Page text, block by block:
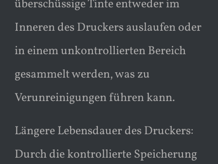
überschüssige Tinte entweder im
Inneren des Druckers auslaufen oder
in einem unkontrollierten Bereich
gesammelt werden, was zu
Verunreinigungen führen kann.
Längere Lebensdauer des Druckers:
Durch die kontrollierte Speicherung